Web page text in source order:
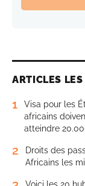
ARTICLES
1
Visa pour les
africains
atteindre
2
Droits des
Africains les
Voici les 20